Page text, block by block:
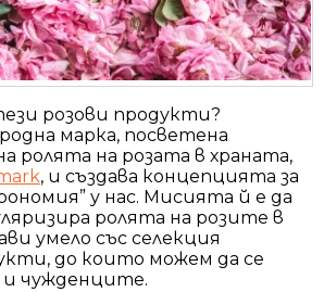
розови продукти?
марка, посветена
ролята на розата в храната,
, и създава концепцията за
у нас. Мисията й е да
ролята на розите в
умело със селекция
до които можем да се
и чужденците.